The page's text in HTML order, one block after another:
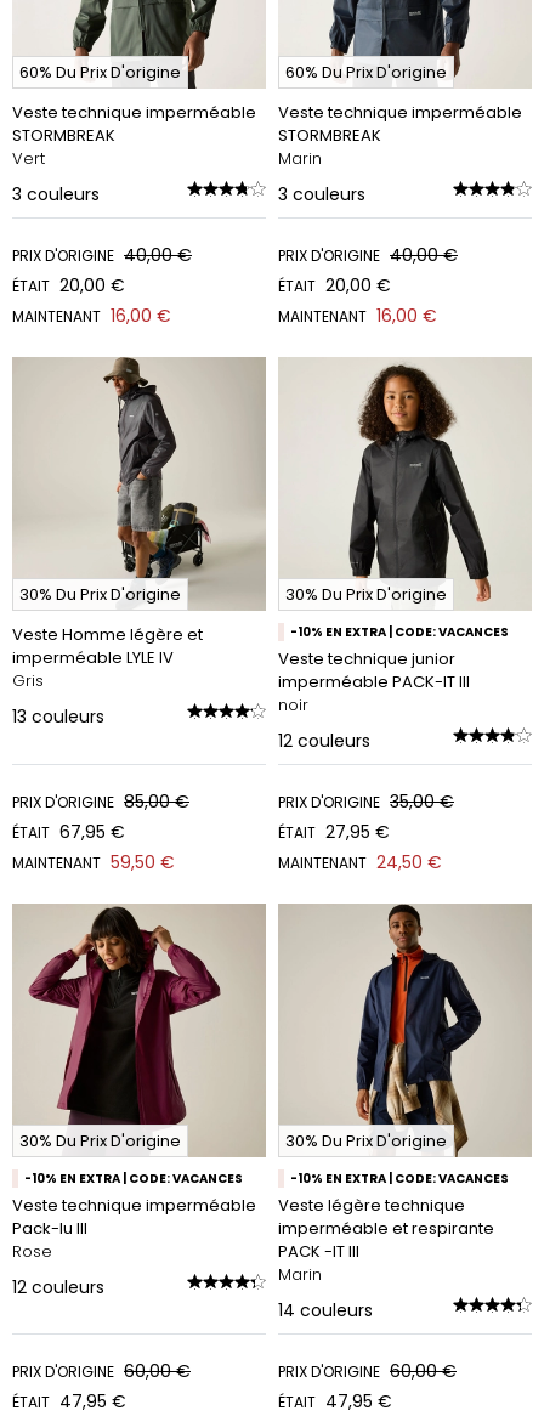
60% Du Prix D'origine
Veste technique imperméable
STORMBREAK
Vert
3 couleurs
PRIX D'ORIGINE 40,00 €
ÉTAIT 20,00 €
MAINTENANT 16,00 €
60% Du Prix D'origine
Veste technique imperméable
STORMBREAK
Marin
3 couleurs
PRIX D'ORIGINE 40,00 €
ÉTAIT 20,00 €
MAINTENANT 16,00 €
30% Du Prix D'origine
Veste Homme légère et
imperméable LYLE IV
Gris
13 couleurs
PRIX D'ORIGINE 85,00 €
ÉTAIT 67,95 €
MAINTENANT 59,50 €
30% Du Prix D'origine
-10% EN EXTRA | CODE: VACANCES
Veste technique junior
imperméable PACK-IT III
noir
12 couleurs
PRIX D'ORIGINE 35,00 €
ÉTAIT 27,95 €
MAINTENANT 24,50 €
30% Du Prix D'origine
-10% EN EXTRA | CODE: VACANCES
Veste technique imperméable
Pack-Iu III
Rose
12 couleurs
PRIX D'ORIGINE 60,00 €
ÉTAIT 47,95 €
30% Du Prix D'origine
-10% EN EXTRA | CODE: VACANCES
Veste légère technique
imperméable et respirante
PACK -IT III
Marin
14 couleurs
PRIX D'ORIGINE 60,00 €
ÉTAIT 47,95 €